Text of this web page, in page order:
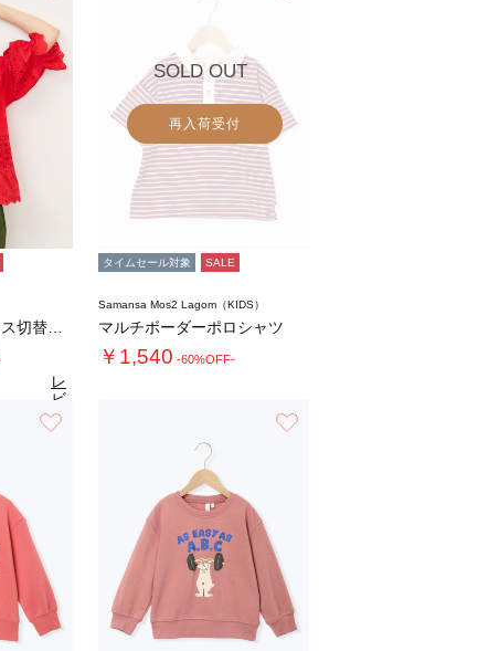
レ
ビ
ュ
ー
SOLD OUT
再入荷受付
タイムセール対象 SALE
Samansa Mos2 Lagom（KIDS）
マルチボーダーポロシャツ
￥1,540 -60%OFF-